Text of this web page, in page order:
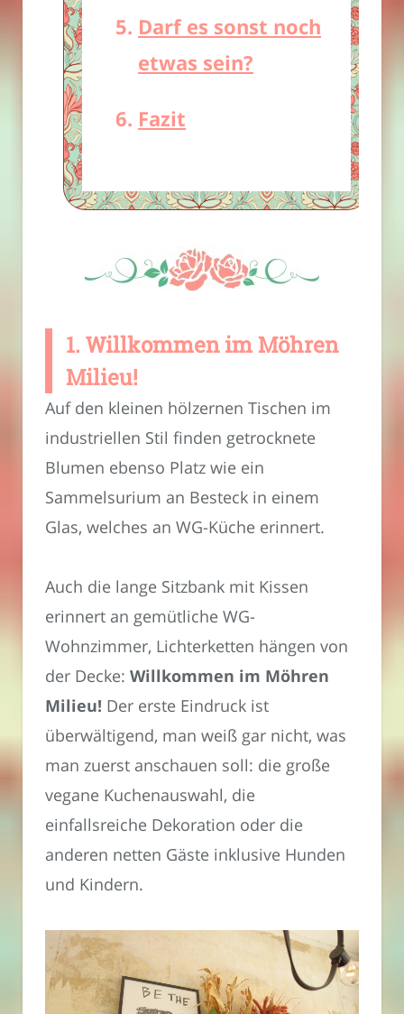
Darf es sonst noch
etwas sein?
Fazit
1. Willkommen im Möhren
Milieu!
Auf den kleinen hölzernen Tischen im
industriellen Stil finden getrocknete
Blumen ebenso Platz wie ein
Sammelsurium an Besteck in einem
Glas, welches an WG-Küche erinnert.
Auch die lange Sitzbank mit Kissen
erinnert an gemütliche WG-
Wohnzimmer, Lichterketten hängen von
der Decke: Willkommen im Möhren
Milieu! Der erste Eindruck ist
überwältigend, man weiß gar nicht, was
man zuerst anschauen soll: die große
vegane Kuchenauswahl, die
einfallsreiche Dekoration oder die
anderen netten Gäste inklusive Hunden
und Kindern.